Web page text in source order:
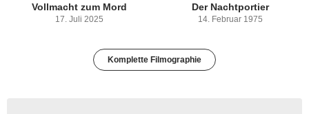
Vollmacht zum Mord
17. Juli 2025
Der Nachtportier
14. Februar 1975
Komplette Filmographie